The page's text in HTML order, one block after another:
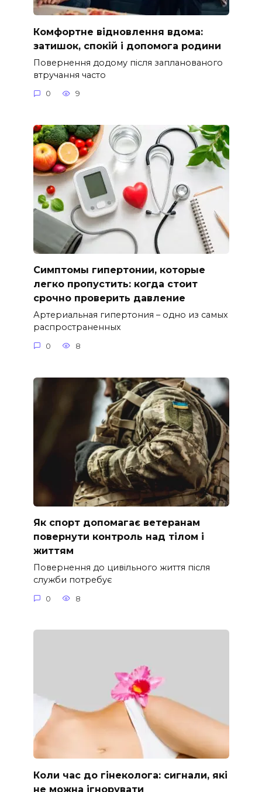
Комфортне відновлення вдома:
затишок, спокій і допомога родини
Повернення додому після запланованого
втручання часто
0 9
Симптомы гипертонии, которые
легко пропустить: когда стоит
срочно проверить давление
Артериальная гипертония – одно из самых
распространенных
0 8
Як спорт допомагає ветеранам
повернути контроль над тілом і
життям
Повернення до цивільного життя після
служби потребує
0 8
Коли час до гінеколога: сигнали, які
не можна ігнорувати